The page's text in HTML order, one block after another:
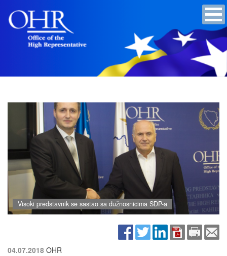
Visoki predstavnik se sastao sa dužnosnicima SDP-a
04.07.2018 OHR